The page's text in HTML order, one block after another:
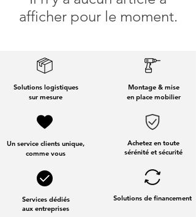
afficher pour le moment.
Solutions logistiques
sur mesure
Un service clients unique,
comme vous
Services dédiés
aux entreprises
Montage & mise
en place mobilier
Achetez en toute
sérénité et sécurité
Solutions de financement